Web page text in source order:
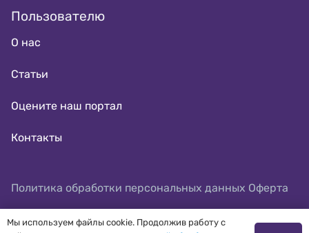
Пользователю
О нас
Статьи
Оцените наш портал
Контакты
Политика обработки персональных данных Оферта
Мы используем файлы cookie. Продолжив работу с